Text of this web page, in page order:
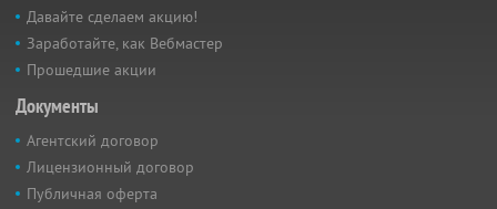
Давайте сделаем акцию!
Заработайте, как Вебмастер
Прошедшие акции
Документы
Агентский договор
Лицензионный договор
Публичная оферта